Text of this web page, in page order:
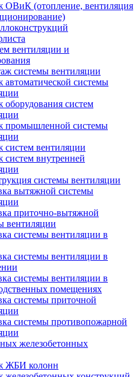
ОВиК (отопление, вентиляция
вентиляции и
системы вентиляции
системы
систем
промышленной системы
вентиляции
внутренней
системы вентиляции
вытяжной системы
приточно-вытяжной
вентиляции
системы вентиляции в
системы вентиляции в
системы вентиляции в
помещениях
системы приточной
системы противопожарной
железобетонных
ЖБИ колонн